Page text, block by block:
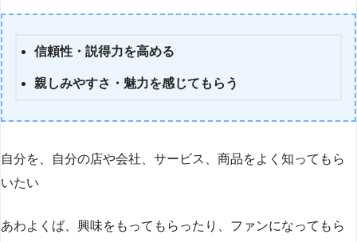
信頼性・説得力を高める
親しみやすさ・魅力を感じてもらう
自分を、自分の店や会社、サービス、商品をよく知ってもら
いたい
あわよくば、興味をもってもらったり、ファンになってもら